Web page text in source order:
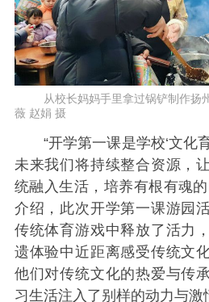
从校长妈妈手里拿过锅铲制作扬
薇 赵娟 摄
“开学第一课是学校‘文化
未来我们将持续整合资源，
统融入生活，培养有根有魂
介绍，此次开学第一课游园
传统体育游戏中释放了活力
遗体验中近距离感受传统文
他们对传统文化的热爱与传
习生活注入了别样的动力与激